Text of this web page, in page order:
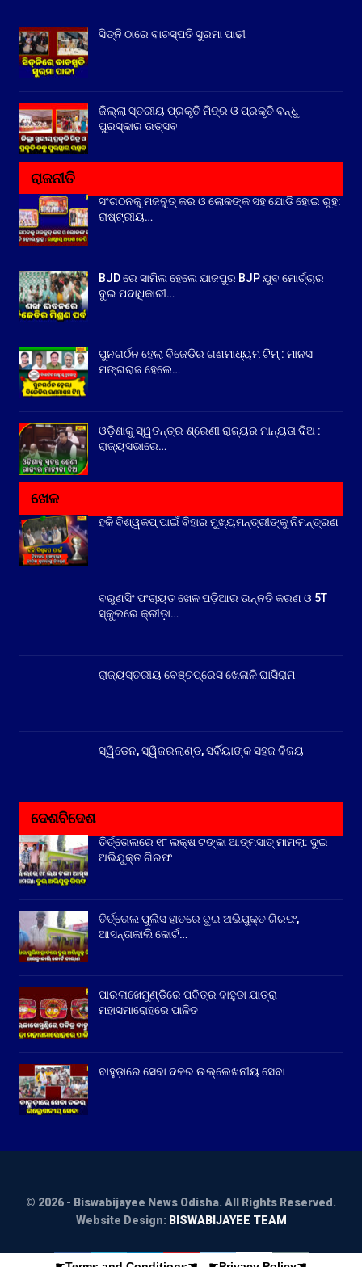
ସିଡ୍‌ନି ଠାରେ ବାଚସ୍ପତି ସୁରମା ପାଢୀ
ଜିଲ୍ଲା ସ୍ତରୀୟ ପ୍ରକୃତି ମିତ୍ର ଓ ପ୍ରକୃତି ବନ୍ଧୁ
ପୁରସ୍କାର ଉତ୍ସବ
ରାଜନୀତି
ସଂଗଠନକୁ ମଜବୁତ୍ କର ଓ ଲୋକଙ୍କ ସହ ଯୋଡି ହୋଇ ରୁହ:
ରାଷ୍ଟ୍ରୀୟ…
BJD ରେ ସାମିଲ ହେଲେ ଯାଜପୁର BJP ଯୁବ ମୋର୍ଚ୍ଚାର
ଦୁଇ ପଦାଧିକାରୀ…
ପୁନଗର୍ଠନ ହେଲା ବିଜେଡିର ଗଣମାଧ୍ୟମ ଟିମ୍ : ମାନସ
ମଙ୍ଗରାଜ ହେଲେ…
ଓଡ଼ିଶାକୁ ସ୍ୱତନ୍ତ୍ର ଶ୍ରେଣୀ ରାଜ୍ୟର ମାନ୍ୟତା ଦିଅ :
ରାଜ୍ୟସଭାରେ…
ଖେଳ
ହକି ବିଶ୍ୱକପ୍ ପାଇଁ ବିହାର ମୁଖ୍ୟମନ୍ତ୍ରୀଙ୍କୁ ନିମନ୍ତ୍ରଣ
ବରୁଣସିଂ ପଂଚାୟତ ଖେଳ ପଡ଼ିଆର ଉନ୍ନତି କରଣ ଓ 5T
ସ୍କୁଲରେ କ୍ରୀଡ଼ା…
ରାଜ୍ୟସ୍ତରୀୟ ବେଞ୍ଚପ୍ରେସ ଖେଳାଳି ଘାସିରାମ
ସ୍ୱିଡେନ, ସ୍ୱିଜରଲାଣ୍ଡ, ସର୍ବିୟାଙ୍କ ସହଜ ବିଜୟ
ଦେଶବିଦେଶ
ତିର୍ତ୍ତୋଲରେ ୧୮ ଲକ୍ଷ ଟଙ୍କା ଆତ୍ମସାତ୍ ମାମଲା: ଦୁଇ
ଅଭିଯୁକ୍ତ ଗିରଫ
ତିର୍ତ୍ତୋଲ ପୁଲିସ ହାତରେ ଦୁଇ ଅଭିଯୁକ୍ତ ଗିରଫ,
ଆସନ୍ତାକାଲି କୋର୍ଟ…
ପାରଳାଖେମୁଣ୍ଡିରେ ପବିତ୍ର ବାହୁଡା ଯାତ୍ରା
ମହାସମାରୋହରେ ପାଳିତ
ବାହୁଡ଼ାରେ ସେବା ଦଳର ଉଲ୍ଲେଖନୀୟ ସେବା
© 2026 - Biswabijayee News Odisha. All Rights Reserved.
Website Design: BISWABIJAYEE TEAM